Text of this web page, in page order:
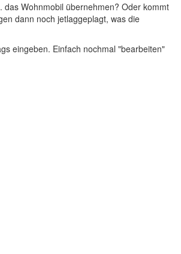
Wohnmobil übernehmen? Oder kommt
dann noch jetlaggeplagt, was die
eingeben. Einfach nochmal "bearbeiten"